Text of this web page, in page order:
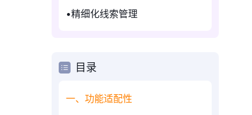
精细化线索管理
目录
一、功能适配性